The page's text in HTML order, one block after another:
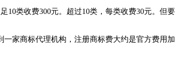
类收费300元。超过10类，每类收费30元。但要
家商标代理机构，注册商标费大约是官方费用加